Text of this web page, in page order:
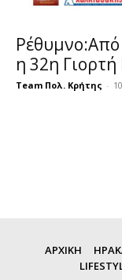
Ρέθυμνο:Από
η 32η
Team Πολ. Κρήτης -
ΑΡΧΙΚΗ